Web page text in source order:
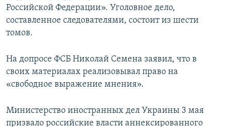
Российской Федерации». Уголовное дело,
составленное следователями, состоит из шести
томов.
На допросе ФСБ Николай Семена заявил, что в
своих материалах реализовывал право на
«свободное выражение мнения».
Министерство иностранных дел Украины 3 мая
призвало российские власти аннексированного